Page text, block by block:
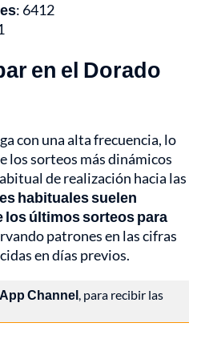
: 6412
en el Dorado
con una alta frecuencia, lo
los sorteos más dinámicos
de realización hacia las
habituales suelen
los últimos sorteos para
patrones en las cifras
en días previos.
Channel, para recibir las